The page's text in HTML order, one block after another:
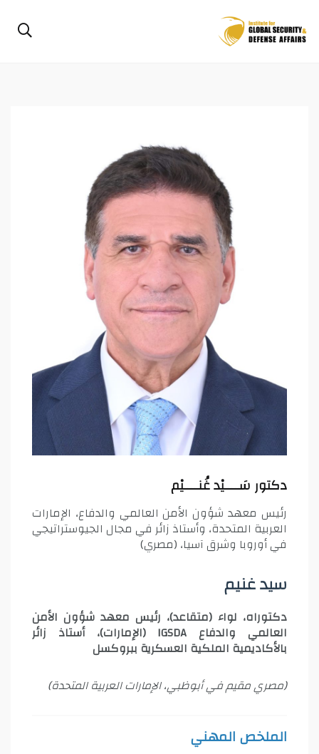
دكتور سَــــيْد غُنــــيْم
رئيس معهد شؤون الأمن العالمي والدفاع، الإمارات
العربية المتحدة، وأستاذ زائر في مجال الجيوستراتيجي
في أوروبا وشرق آسيا، (مصري)
سيد غنيم
دكتوراه، لواء (متقاعد)، رئيس معهد شؤون الأمن
العالمي والدفاع IGSDA (الإمارات)، أستاذ زائر
بالأكاديمية الملكية العسكرية ببروكسل
(مصري مقيم في أبوظبي، الإمارات العربية المتحدة)
الملخص المهني